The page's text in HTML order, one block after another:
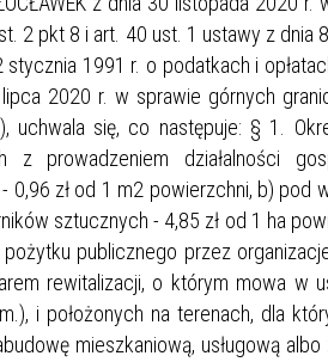
2 pkt 8 i art. 40 ust. 1 ustawy z dnia
1991 r. o podatkach i
2020 r. w sprawie górnych
uchwala się, co następuje: § 1.
z prowadzeniem działalności
zł od 1 m2 powierzchni, b) pod
sztucznych - 4,85 zł od 1 ha
publicznego przez
rewitalizacji, o którym mowa w
i położonych na terenach, dla
mieszkaniową, usługową